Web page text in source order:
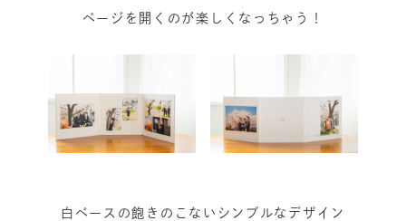
ページを開くのが楽しくなっちゃう！
白ベースの飽きのこないシンプルなデザイン